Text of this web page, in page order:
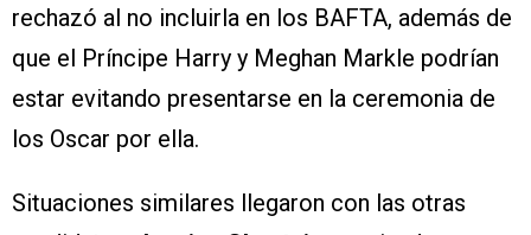
rechazó al no incluirla en los BAFTA, además de
que el Príncipe Harry y Meghan Markle podrían
estar evitando presentarse en la ceremonia de
los Oscar por ella.
Situaciones similares llegaron con las otras